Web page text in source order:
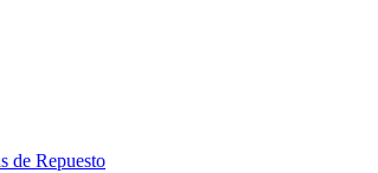
de Repuesto